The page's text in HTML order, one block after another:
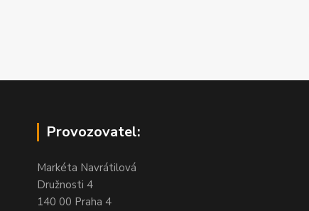
Provozovatel:
Markéta Navrátilová
Družnosti 4
140 00 Praha 4